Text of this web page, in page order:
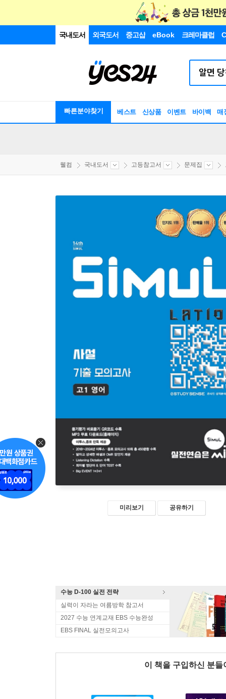
국내도서 외국도서 중고샵 eBook 크레마클럽
빠른분야찾기 베스트 신상품 이벤트 바이백 매
웰컴 국내도서 고등참고서 문제집
미리보기 공유하기
수능 D-100 실전 전략
실력이 자라는 여름방학 참고서
2027 수능 연계교재 EBS 수능완성
EBS FINAL 실전모의고사
이 책을 구입하신 분